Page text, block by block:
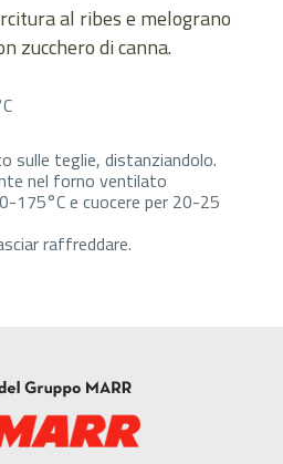
al ribes e melograno
zucchero di canna.
sulle teglie, distanziandolo.
nel forno ventilato
175°C e cuocere per 20-25
raffreddare.